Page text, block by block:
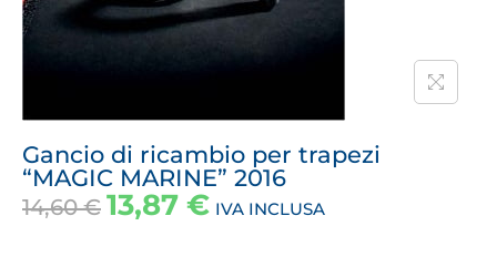
Gancio di ricambio per trapezi
“MAGIC MARINE” 2016
14,60€ 13,87 € IVA INCLUSA